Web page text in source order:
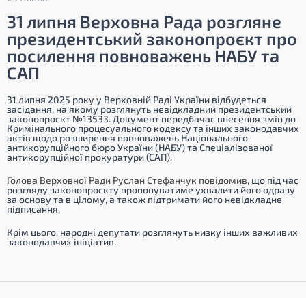
31 липня Верховна Рада розгляне
президентський законопроєкт про
посилення повноважень НАБУ та
САП
31 липня 2025 року у Верховній Раді України відбудеться
засідання, на якому розглянуть невідкладний президентський
законопроєкт №13533. Документ передбачає внесення змін до
Кримінального процесуального кодексу та інших законодавчих
актів щодо розширення повноважень Національного
антикорупційного бюро України (НАБУ) та Спеціалізованої
антикорупційної прокуратури (САП).
Голова Верховної Ради Руслан Стефанчук повідомив, що під час
розгляду законопроєкту пропонуватиме ухвалити його одразу
за основу та в цілому, а також підтримати його невідкладне
підписання.
Крім цього, народні депутати розглянуть низку інших важливих
законодавчих ініціатив.